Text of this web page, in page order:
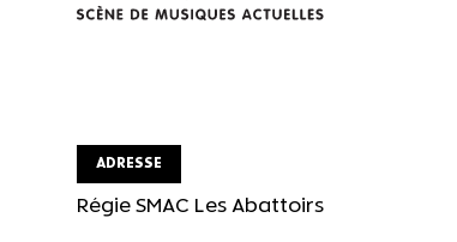
ADRESSE
Régie SMAC Les Abattoirs